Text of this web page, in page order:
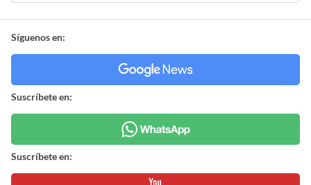
Síguenos en:
Suscríbete en:
Suscríbete en: